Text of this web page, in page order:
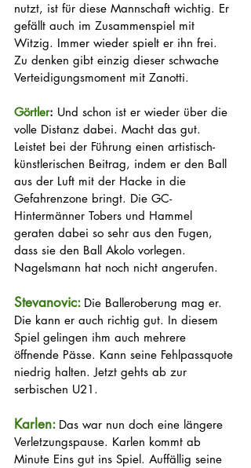
nutzt, ist für diese Mannschaft wichtig. Er
gefällt auch im Zusammenspiel mit
Witzig. Immer wieder spielt er ihn frei.
Zu denken gibt einzig dieser schwache
Verteidigungsmoment mit Zanotti.
Görtler: Und schon ist er wieder über die
volle Distanz dabei. Macht das gut.
Leistet bei der Führung einen artistisch-
künstlerischen Beitrag, indem er den Ball
aus der Luft mit der Hacke in die
Gefahrenzone bringt. Die GC-
Hintermänner Tobers und Hammel
geraten dabei so sehr aus den Fugen,
dass sie den Ball Akolo vorlegen.
Nagelsmann hat noch nicht angerufen.
Stevanovic: Die Balleroberung mag er.
Die kann er auch richtig gut. In diesem
Spiel gelingen ihm auch mehrere
öffnende Pässe. Kann seine Fehlpassquote
niedrig halten. Jetzt gehts ab zur
serbischen U21.
Karlen: Das war nun doch eine längere
Verletzungspause. Karlen kommt ab
Minute Eins gut ins Spiel. Auffällig seine